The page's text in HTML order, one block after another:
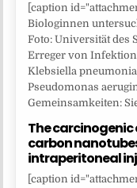
[caption
Biologinnen
Foto: Universität des
Erreger von
Klebsiella
Pseudomonas
Gemeinsamkeiten:
The
carbon
intraperitoneal
[caption